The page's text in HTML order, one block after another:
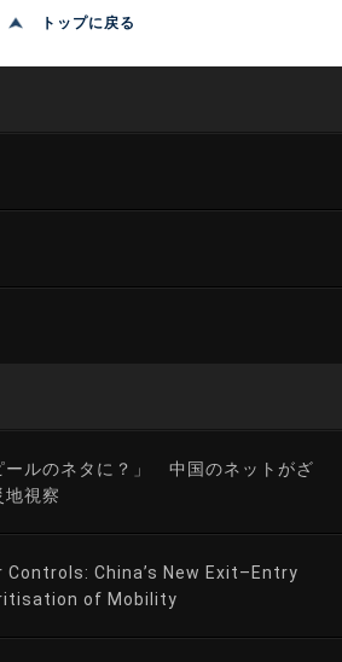
トップに戻る
ールのネタに？」 中国のネットがざ
地視察
China’s New Exit–Entry
of Mobility